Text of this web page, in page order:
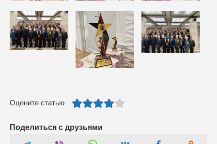
Оцените статью
Поделиться с друзьями